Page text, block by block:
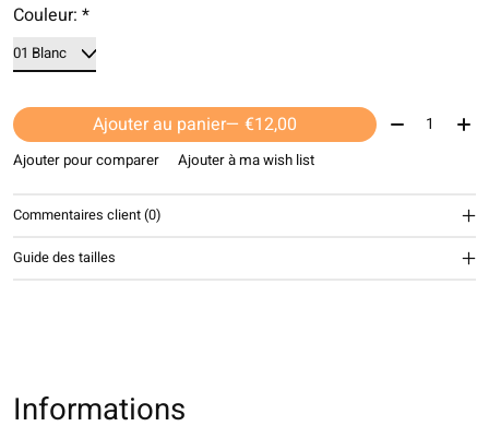
Couleur: *
Ajouter au panier — €12,00 Quantité:
Ajouter pour comparer Ajouter à ma wish list
Commentaires client (0)
Guide des tailles
Informations